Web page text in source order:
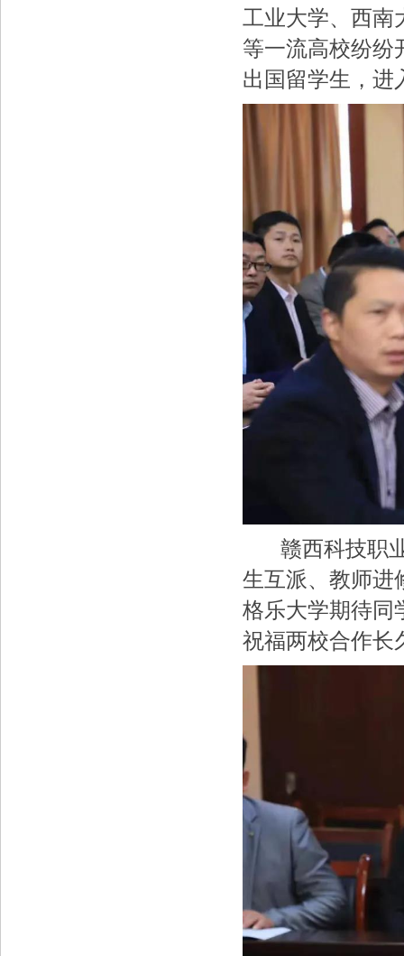
工业大学、西南
等一流高校纷纷
出国留学生，进
赣西科技职业
生互派、教师进
格乐大学期待同
祝福两校合作长